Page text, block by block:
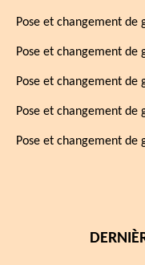
Pose et changement de
Pose et changement de
Pose et changement de
Pose et changement de
Pose et changement de